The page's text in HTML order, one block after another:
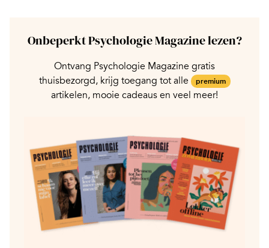
Onbeperkt Psychologie Magazine lezen?
Ontvang Psychologie Magazine gratis
thuisbezorgd, krijg toegang tot alle
premium
artikelen, mooie cadeaus en veel meer!